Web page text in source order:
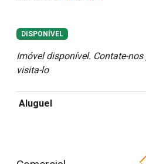
DISPONÍVEL
Imóvel disponível. Contate-
visita-lo
Aluguel